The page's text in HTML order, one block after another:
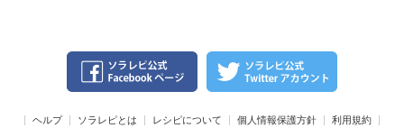
ヘルプ ソラレピとは レシピについて 個人情報保護方針 利用規約